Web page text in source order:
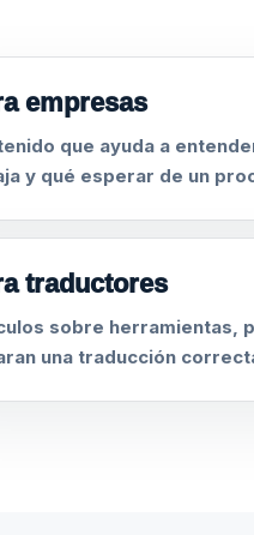
empresas
que ayuda a
y qué esperar de un
traductores
sobre herramientas,
una traducción